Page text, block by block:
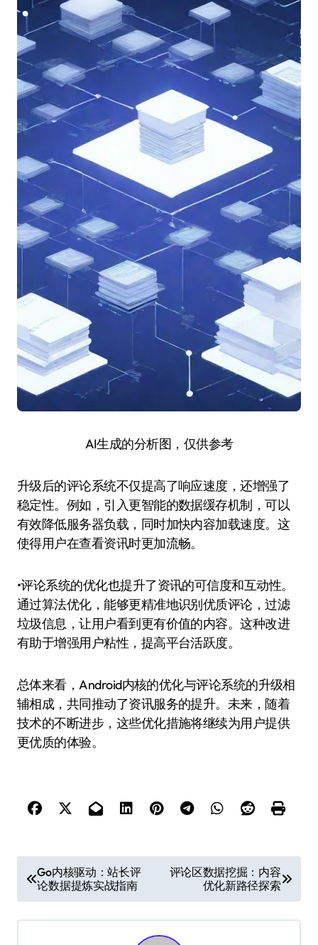
AI生成的分析图，仅供参考
升级后的评论系统不仅提高了响应速度，还增强了
稳定性。例如，引入更智能的数据缓存机制，可以
有效降低服务器负载，同时加快内容加载速度。这
使得用户在查看资讯时更加流畅。
•评论系统的优化也提升了资讯的可信度和互动性。
通过算法优化，能够更精准地识别优质评论，过滤
垃圾信息，让用户看到更有价值的内容。这种改进
有助于增强用户粘性，提高平台活跃度。
总体来看，Android内核的优化与评论系统的升级相
辅相成，共同推动了资讯服务的提升。未来，随着
技术的不断进步，这些优化措施将继续为用户提供
更优质的体验。
章
导
Go内核驱动：站长评
论数据提炼实战指南
评论区数据挖掘：内容
优化新路径探索